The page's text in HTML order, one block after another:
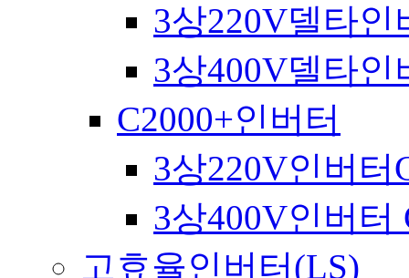
3상220V델타인
3상400V델타인
C2000+인버터
3상220V인버터
3상400V인버터
고효율인버터(LS)